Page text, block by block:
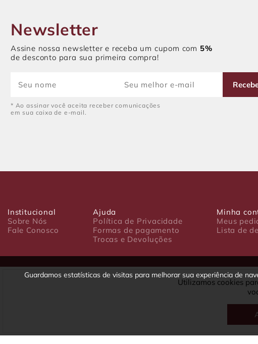
Newsletter
Assine nossa newsletter e receba um cupom com 5%
de desconto para sua primeira compra!
* Ao assinar você aceita receber comunicações
em sua caixa de e-mail.
Institucional
Sobre Nós
Fale Conosco
Ajuda
Política de Privacidade
Formas de pagamento
Trocas e Devoluções
Minha
Meus
Lista de
Luxo Comércio de Presentes Ltda. Av. João Gualberto, 1758 - CEP 80030-001
CNPJ: 22.245.892/0001-23 - Inscrição Estadual 90699488-79 - Fone/fax: (41)
Utilizamos cookies
Guardamos estatísticas de visitas para melhorar sua experiência de